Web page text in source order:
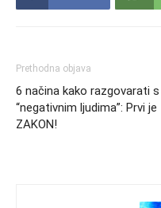
Prethodna objava
6 načina kako razgovarati s
“negativnim ljudima”: Prvi je
ZAKON!